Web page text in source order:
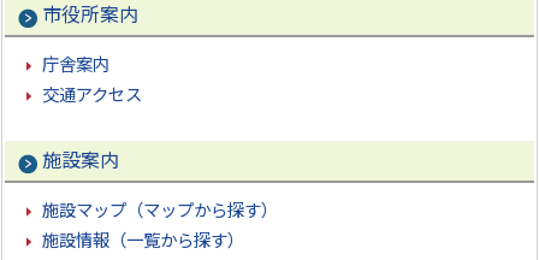
市役所案内
庁舎案内
交通アクセス
施設案内
施設マップ（マップから探す）
施設情報（一覧から探す）